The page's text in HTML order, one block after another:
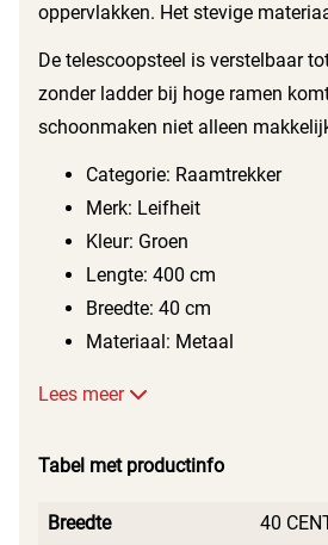
oppervlakken. Het stevige
De telescoopsteel is verstelbaar
zonder ladder bij hoge ramen
schoonmaken niet alleen
Categorie: Raamtrekker
Merk: Leifheit
Kleur: Groen
Lengte: 400 cm
Breedte: 40 cm
Materiaal: Metaal
Lees meer
Tabel met productinfo
Breedte
40